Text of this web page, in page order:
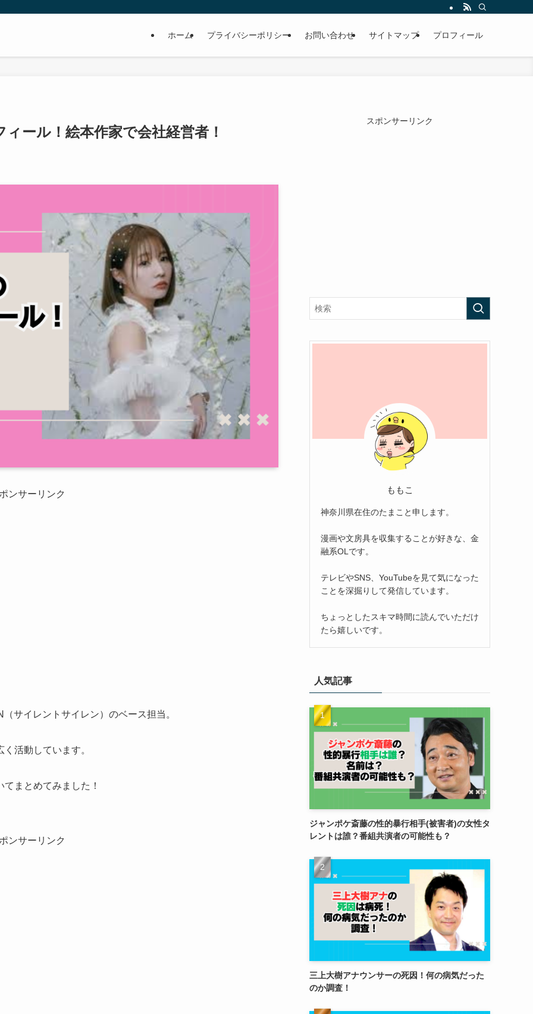
ホーム プライバシーポリシー お問い合わせ サイトマップ プロフィール
ール！絵本作家で会社経営者！
ンサーリンク
サイレントサイレン）のベース担当。
活動しています。
まとめてみました！
ンサーリンク
スポンサーリンク
ももこ
神奈川県在住のたまこと申します。
漫画や文房具を収集することが好きな、金
融系OLです。
テレビやSNS、YouTubeを見て気になった
ことを深掘りして発信しています。
ちょっとしたスキマ時間に読んでいただけ
たら嬉しいです。
人気記事
ジャンポケ斎藤の性的暴行相手(被害者)の女性タ
レントは誰？番組共演者の可能性も？
三上大樹アナウンサーの死因！何の病気だった
のか調査！